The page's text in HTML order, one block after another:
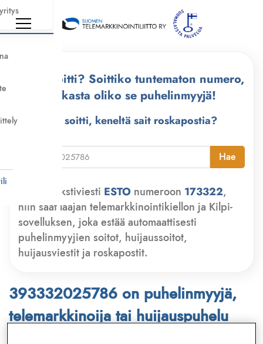
Kuka soitti? Soittiko tuntematon numero,
tarkasta oliko se puhelinmyyjä!
Kuka soitti, keneltä sait roskapostia?
Hae
Lähetä tekstiviesti ESTO numeroon 173322,
niin saat laajan telemarkkinointikiellon ja Kilpi-
sovelluksen, joka estää automaattisesti
puhelinmyyjien soitot, huijaussoitot,
huijausviestit ja roskapostit.
393332025786 on puhelinmyyjä,
telemarkkinoija tai huijauspuhelu